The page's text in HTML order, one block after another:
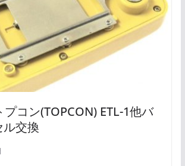
コン(TOPCON) ETL-1他バ
ル交換